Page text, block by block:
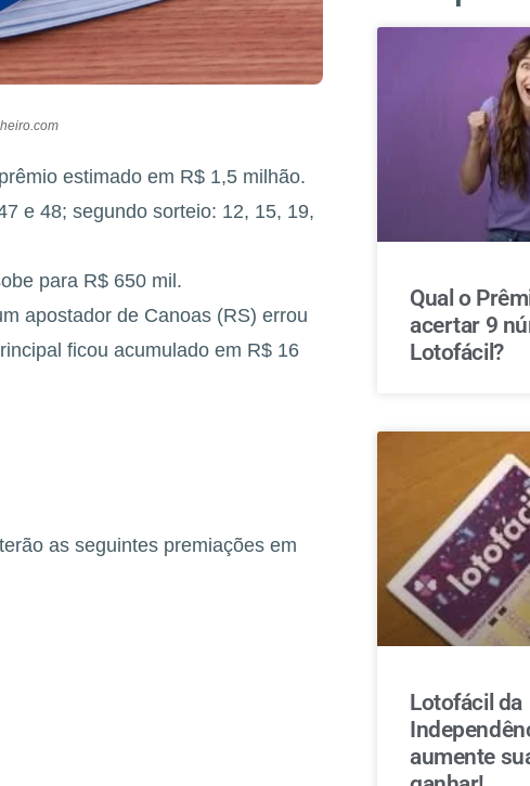
estimado em R$ 1,5 milhão.
e 48; segundo sorteio: 12, 15, 19,
para R$ 650 mil.
apostador de Canoas (RS) errou
ficou acumulado em R$ 16
as seguintes premiações em
Qual o
acertar 9
Lotofácil?
Lotofácil da
aumente